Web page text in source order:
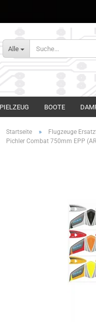
Alle
BOOTE
Startseite » Flugzeuge
Pichler Combat 750mm EPP